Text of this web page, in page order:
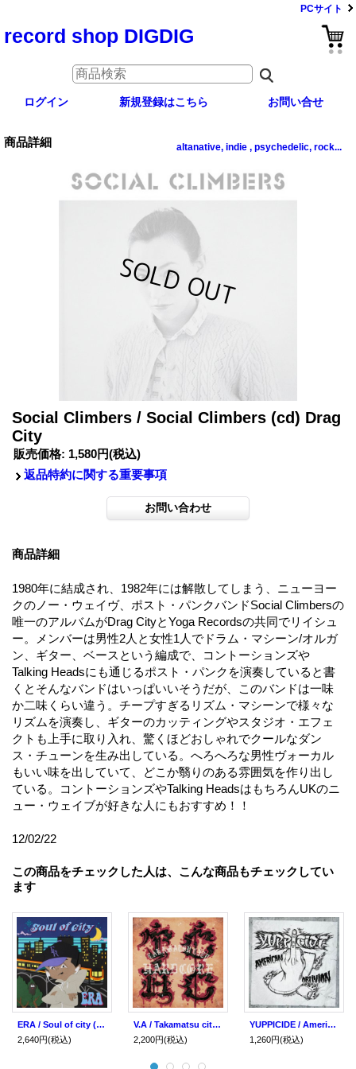
PCサイト
record shop DIGDIG
ログイン 新規登録はこちら お問い合せ
商品詳細 altanative, indie , psychedelic, rock...
Social Climbers / Social Climbers (cd) Drag
City
販売価格: 1,580円(税込)
返品特約に関する重要事項
商品詳細
1980年に結成され、1982年には解散してしまう、ニューヨー
クのノー・ウェイヴ、ポスト・パンクバンドSocial Climbersの
唯一のアルバムがDrag CityとYoga Recordsの共同でリイシュ
ー。メンバーは男性2人と女性1人でドラム・マシーン/オルガ
ン、ギター、ベースという編成で、コントーションズや
Talking Headsにも通じるポスト・パンクを演奏していると書
くとそんなバンドはいっぱいいそうだが、このバンドは一味
か二味くらい違う。チープすぎるリズム・マシーンで様々な
リズムを演奏し、ギターのカッティングやスタジオ・エフェ
クトも上手に取り入れ、驚くほどおしゃれでクールなダン
ス・チューンを生み出している。へろへろな男性ヴォーカル
もいい味を出していて、どこか翳りのある雰囲気を作り出し
ている。コントーションズやTalking HeadsはもちろんUKのニ
ュー・ウェイブが好きな人にもおすすめ！！
12/02/22
この商品をチェックした人は、こんな商品もチェックしてい
ます
ERA / Soul of city (cd) Howlow
2,640円(税込)
V.A / Takamatsu city Hardcore (2cd) Impulse
2,200円(税込)
YUPPICIDE / American oblivion (cd) Dead city/Wd sounds
1,260円(税込)